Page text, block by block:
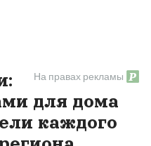
На правах рекламы
для дома
каждого